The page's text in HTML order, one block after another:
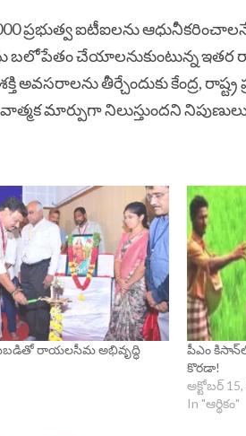
ప్రభుత్వ ఐటీఐలను
చేయాలనుకుంటున్న ఇతర
అవసరాలను తీర్చేందుకు కేంద్ర,
మార్పుగా నిలుస్తుందని నిపుణులు
రాయలసీమ అభివృద్ధి
పీఎం
కొరడా!
అక్టోబర్ 15,
In "ఆర్థికం"